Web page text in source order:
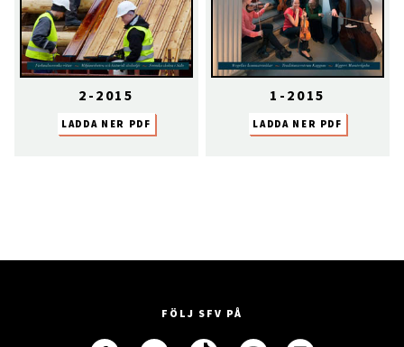
2-2015
LADDA NER PDF
1-2015
LADDA NER PDF
FÖLJ SFV PÅ